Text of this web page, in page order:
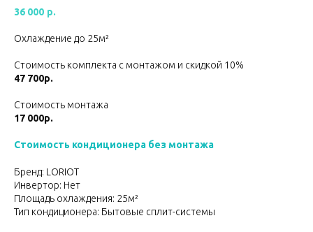
36 000 р.
Охлаждение до 25м²
Стоимость комплекта с монтажом и скидкой 10%
47 700р.
Стоимость монтажа
17 000р.
Стоимость кондиционера без монтажа
Бренд: LORIOT
Инвертор: Нет
Площадь охлаждения: 25м²
Тип кондиционера: Бытовые сплит-системы